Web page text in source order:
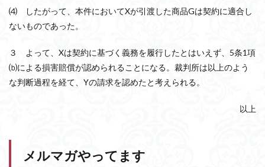
⑷ したがって、本件においてXが引渡した商品Gは契約に適合し
ないものであった。
３ よって、Xは契約に基づく義務を履行したとはいえず、5条1項
⒝による損害賠償が認められることになる。裁判所は以上のよう
な判断過程を経て、Yの請求を認めたと考えられる。
以上
メルマガやってます